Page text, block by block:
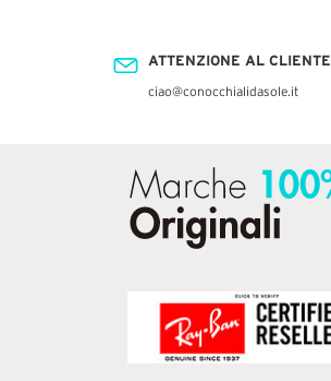
ATTENZIONE AL CLIENTE
ciao@conocchialidasole.it